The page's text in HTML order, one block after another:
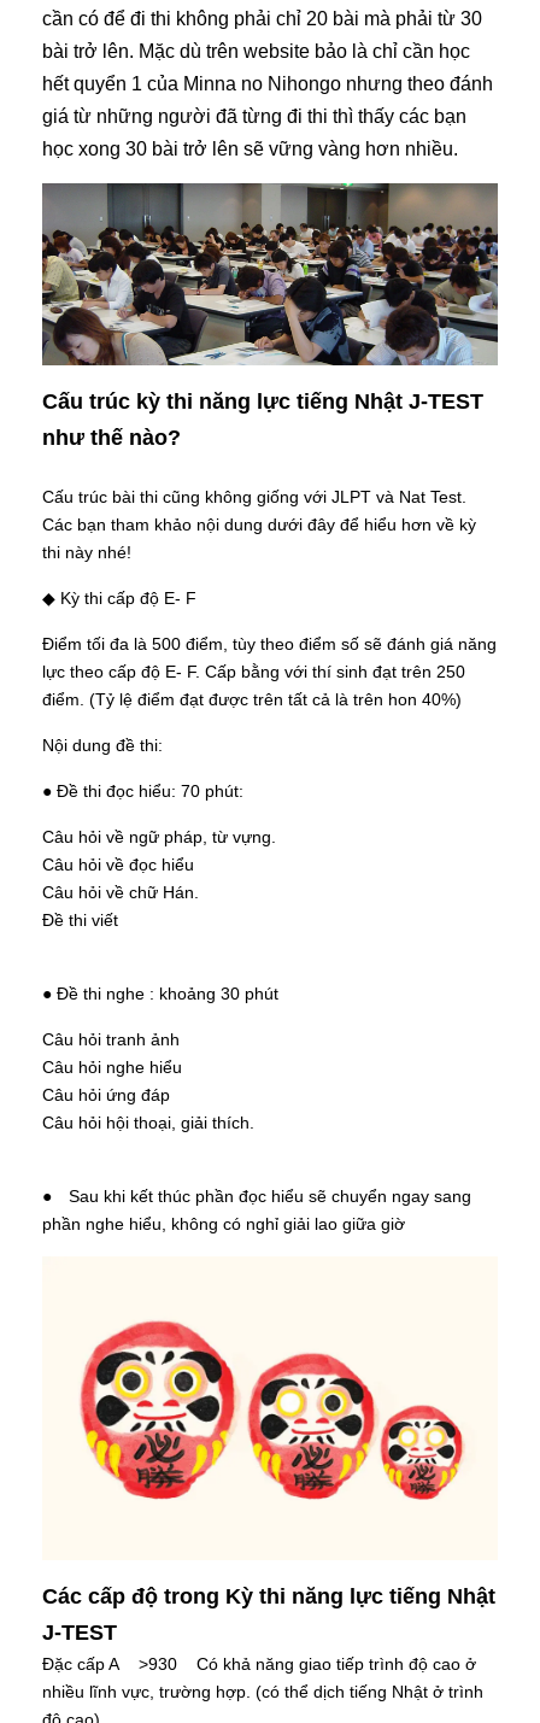
cần có để đi thi không phải chỉ 20 bài mà phải từ 30
bài trở lên. Mặc dù trên website bảo là chỉ cần học
hết quyển 1 của Minna no Nihongo nhưng theo đánh
giá từ những người đã từng đi thi thì thấy các bạn
học xong 30 bài trở lên sẽ vững vàng hơn nhiều.
Cấu trúc kỳ thi năng lực tiếng Nhật J-TEST
như thế nào?
Cấu trúc bài thi cũng không giống với JLPT và Nat Test.
Các bạn tham khảo nội dung dưới đây để hiểu hơn về kỳ
thi này nhé!
◆ Kỳ thi cấp độ E- F
Điểm tối đa là 500 điểm, tùy theo điểm số sẽ đánh giá năng
lực theo cấp độ E- F. Cấp bằng với thí sinh đạt trên 250
điểm. (Tỷ lệ điểm đạt được trên tất cả là trên hon 40%)
Nội dung đề thi:
● Đề thi đọc hiểu: 70 phút:
Câu hỏi về ngữ pháp, từ vựng.
Câu hỏi về đọc hiểu
Câu hỏi về chữ Hán.
Đề thi viết
● Đề thi nghe : khoảng 30 phút
Câu hỏi tranh ảnh
Câu hỏi nghe hiểu
Câu hỏi ứng đáp
Câu hỏi hội thoại, giải thích.
● Sau khi kết thúc phần đọc hiểu sẽ chuyển ngay sang
phần nghe hiểu, không có nghỉ giải lao giữa giờ
Các cấp độ trong Kỳ thi năng lực tiếng Nhật
J-TEST
Đặc cấp A >930 Có khả năng giao tiếp trình độ cao ở
nhiều lĩnh vực, trường hợp. (có thể dịch tiếng Nhật ở trình
độ cao).